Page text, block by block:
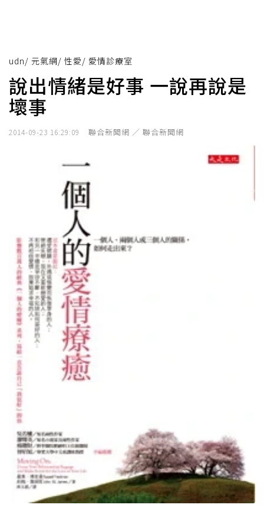
udn/ 元氣網/ 性愛/ 愛情診療室
說出情緒是好事 一說再說是
壞事
2014-09-23 16:29:09 聯合新聞網 ／ 聯合新聞網